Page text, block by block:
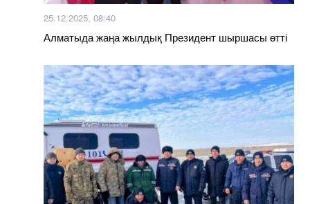
25.12.2025, 08:40
Алматыда жаңа жылдық Президент шыршасы өтті